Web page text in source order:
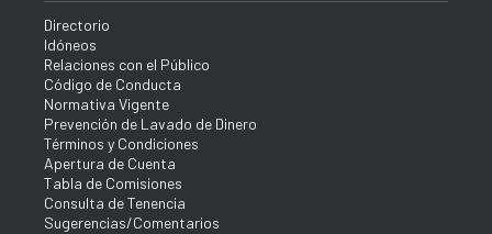
Directorio
Idóneos
Relaciones con el Público
Código de Conducta
Normativa Vigente
Prevención de Lavado de Dinero
Términos y Condiciones
Apertura de Cuenta
Tabla de Comisiones
Consulta de Tenencia
Sugerencias/Comentarios